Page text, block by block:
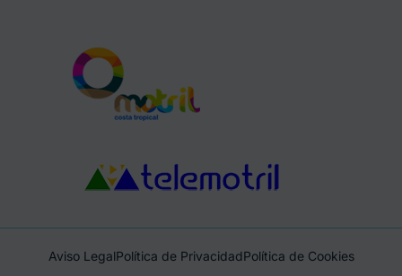
Aviso LegalPolítica de PrivacidadPolítica de Cookies